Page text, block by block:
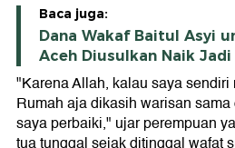
Baca juga:
Dana Wakaf Baitul Asyi
Aceh Diusulkan Naik Jadi
"Karena Allah, kalau saya sendiri
Rumah aja dikasih warisan
saya perbaiki," ujar perempuan